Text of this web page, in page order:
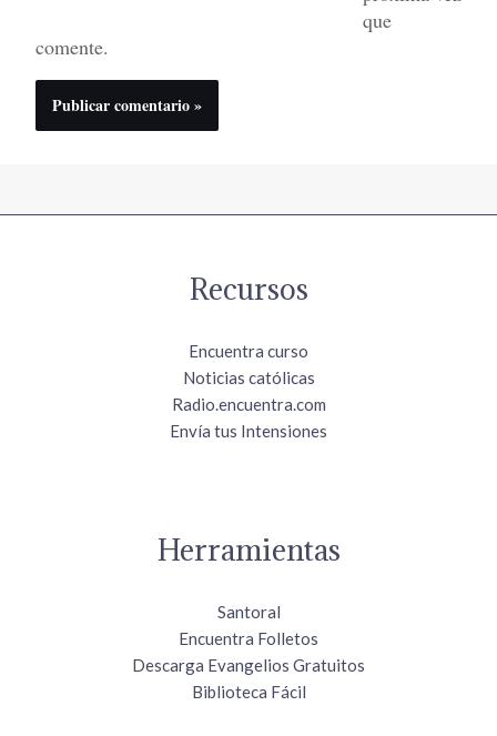
que
comente.
Recursos
Encuentra curso
Noticias católicas
Radio.encuentra.com
Envía tus Intensiones
Herramientas
Santoral
Encuentra Folletos
Descarga Evangelios Gratuitos
Biblioteca Fácil